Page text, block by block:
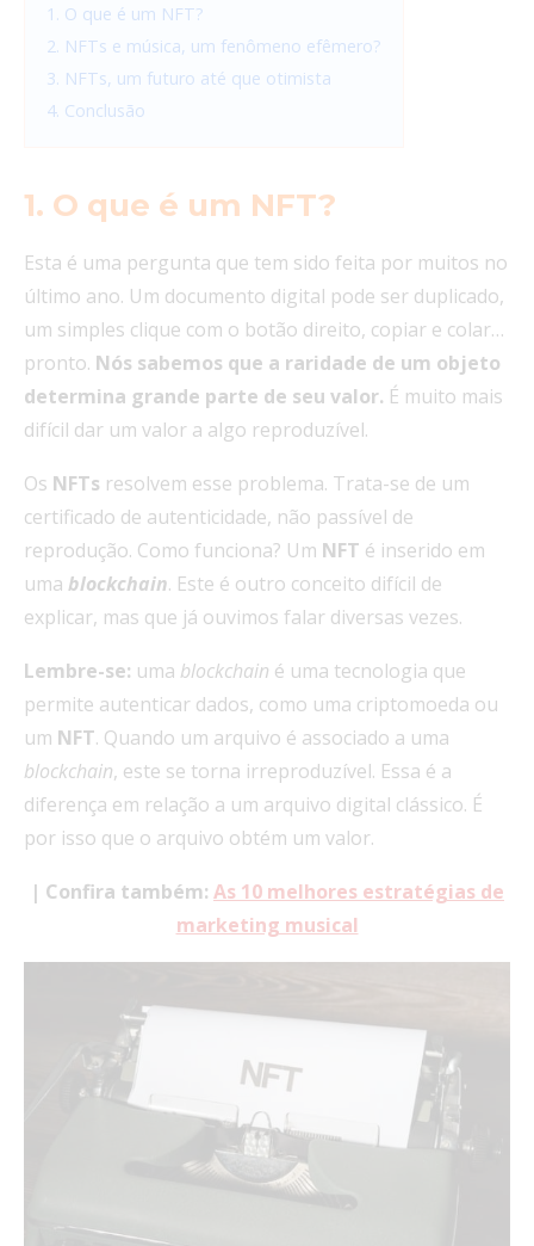
1. O que é um NFT?
2. NFTs e música, um fenômeno efêmero?
3. NFTs, um futuro até que otimista
4. Conclusão
1. O que é um NFT?
Esta é uma pergunta que tem sido feita por muitos no
último ano. Um documento digital pode ser duplicado,
um simples clique com o botão direito, copiar e colar…
pronto. Nós sabemos que a raridade de um objeto
determina grande parte de seu valor. É muito mais
difícil dar um valor a algo reproduzível.
Os NFTs resolvem esse problema. Trata-se de um
certificado de autenticidade, não passível de
reprodução. Como funciona? Um NFT é inserido em
uma blockchain. Este é outro conceito difícil de
explicar, mas que já ouvimos falar diversas vezes.
Lembre-se: uma blockchain é uma tecnologia que
permite autenticar dados, como uma criptomoeda ou
um NFT. Quando um arquivo é associado a uma
blockchain, este se torna irreproduzível. Essa é a
diferença em relação a um arquivo digital clássico. É
por isso que o arquivo obtém um valor.
| Confira também: As 10 melhores estratégias de
marketing musical